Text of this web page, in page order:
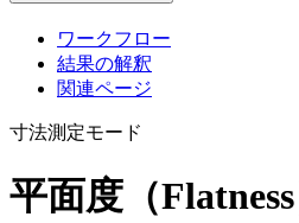
ワークフロー
結果の解釈
関連ページ
寸法測定モード
平面度（Flatness